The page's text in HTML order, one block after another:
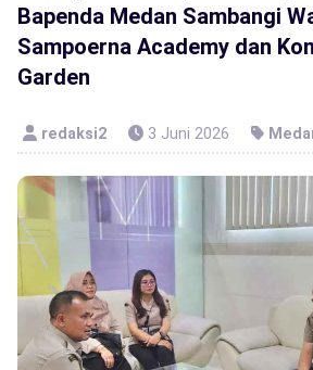
Bapenda Medan Sambangi
Sampoerna Academy dan
Garden
redaksi2 3 Juni 2026